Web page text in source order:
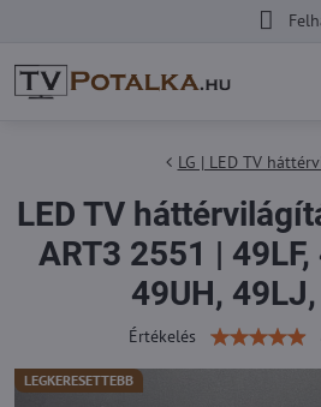
LEGKERESETTEBB
LG | LED TV
LED TV
ART3 2551 |
49UH,
Értékelés